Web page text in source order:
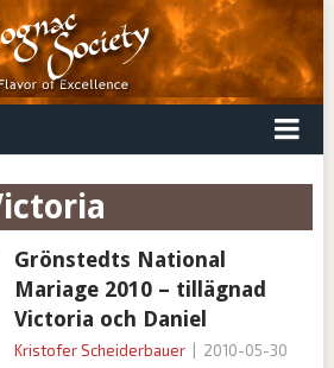
victoria
Grönstedts National
Mariage 2010 – tillägnad
Victoria och Daniel
Kristofer Scheiderbauer 2010-05-30